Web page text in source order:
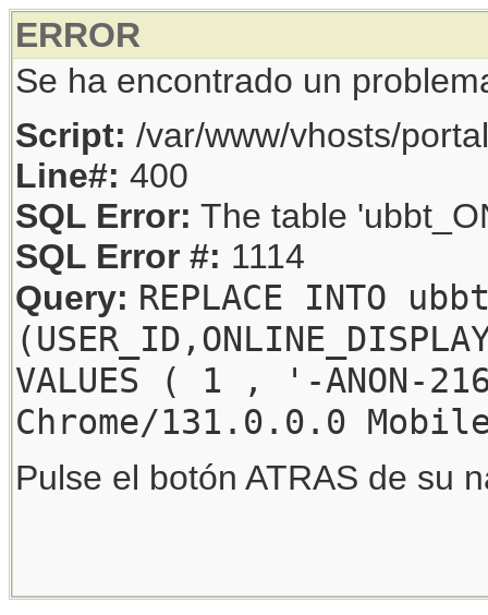
ERROR
Se ha encontrado un
Script: /var/www/vhosts/
Line#: 400
SQL Error: The table
SQL Error #: 1114
Query: REPLACE INTO
VALUES ( 1 , '-
Chrome/131.0.0.0
Pulse el botón ATRAS de su